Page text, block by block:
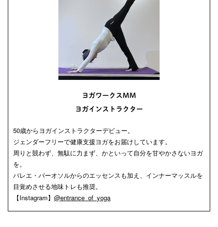
ヨガワークスMM
ヨガインストラクター
50歳からヨガインストラクターデビュー。
ジェンダーフリーで健康支援ヨガをお届けしています。
周りと競わず、無駄に力まず、かといって自分を甘やかさないヨガ
を。
バレエ・バーオソルからのエッセンスも加え、インナーマッスルを
目覚めさせる地味トレも推奨。
【Instagram】 @entrance_of_yoga